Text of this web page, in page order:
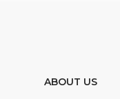
ABOUT US